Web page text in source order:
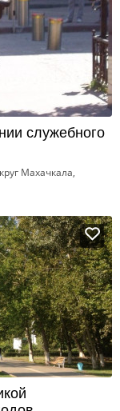
служебного
Махачкала,